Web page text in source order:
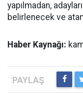
yapılmadan,
belirlenecek ve
Haber Kaynağı: